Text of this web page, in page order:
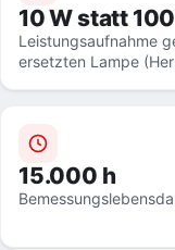
10 W statt
Leistungsaufnahme
ersetzten Lampe
15.000 h